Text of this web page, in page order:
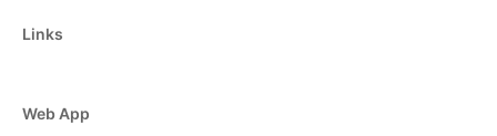
Links
Web App